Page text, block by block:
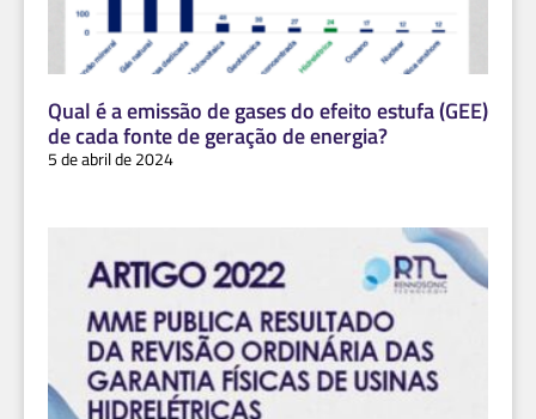
Qual é a emissão de gases do efeito estufa (GEE)
de cada fonte de geração de energia?
5 de abril de 2024